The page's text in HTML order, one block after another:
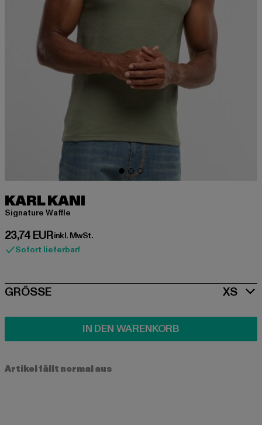
KARL KANI
Signature Waffle
23,74 EUR
Derzeitiger Preis: 23,74 EUR
inkl. MwSt.
Sofort lieferbar!
SIZE
GRÖSSE XS
IN DEN WARENKORB
Artikel fällt normal aus